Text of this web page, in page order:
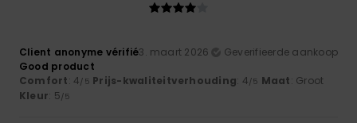
Client anonyme vérifié3. maart 2026
Geverifieerde aankoop
Good product
Comfort: 4/5 Prijs-kwaliteitverhouding: 4/5 Maat: Groot
Kleur: 5/5